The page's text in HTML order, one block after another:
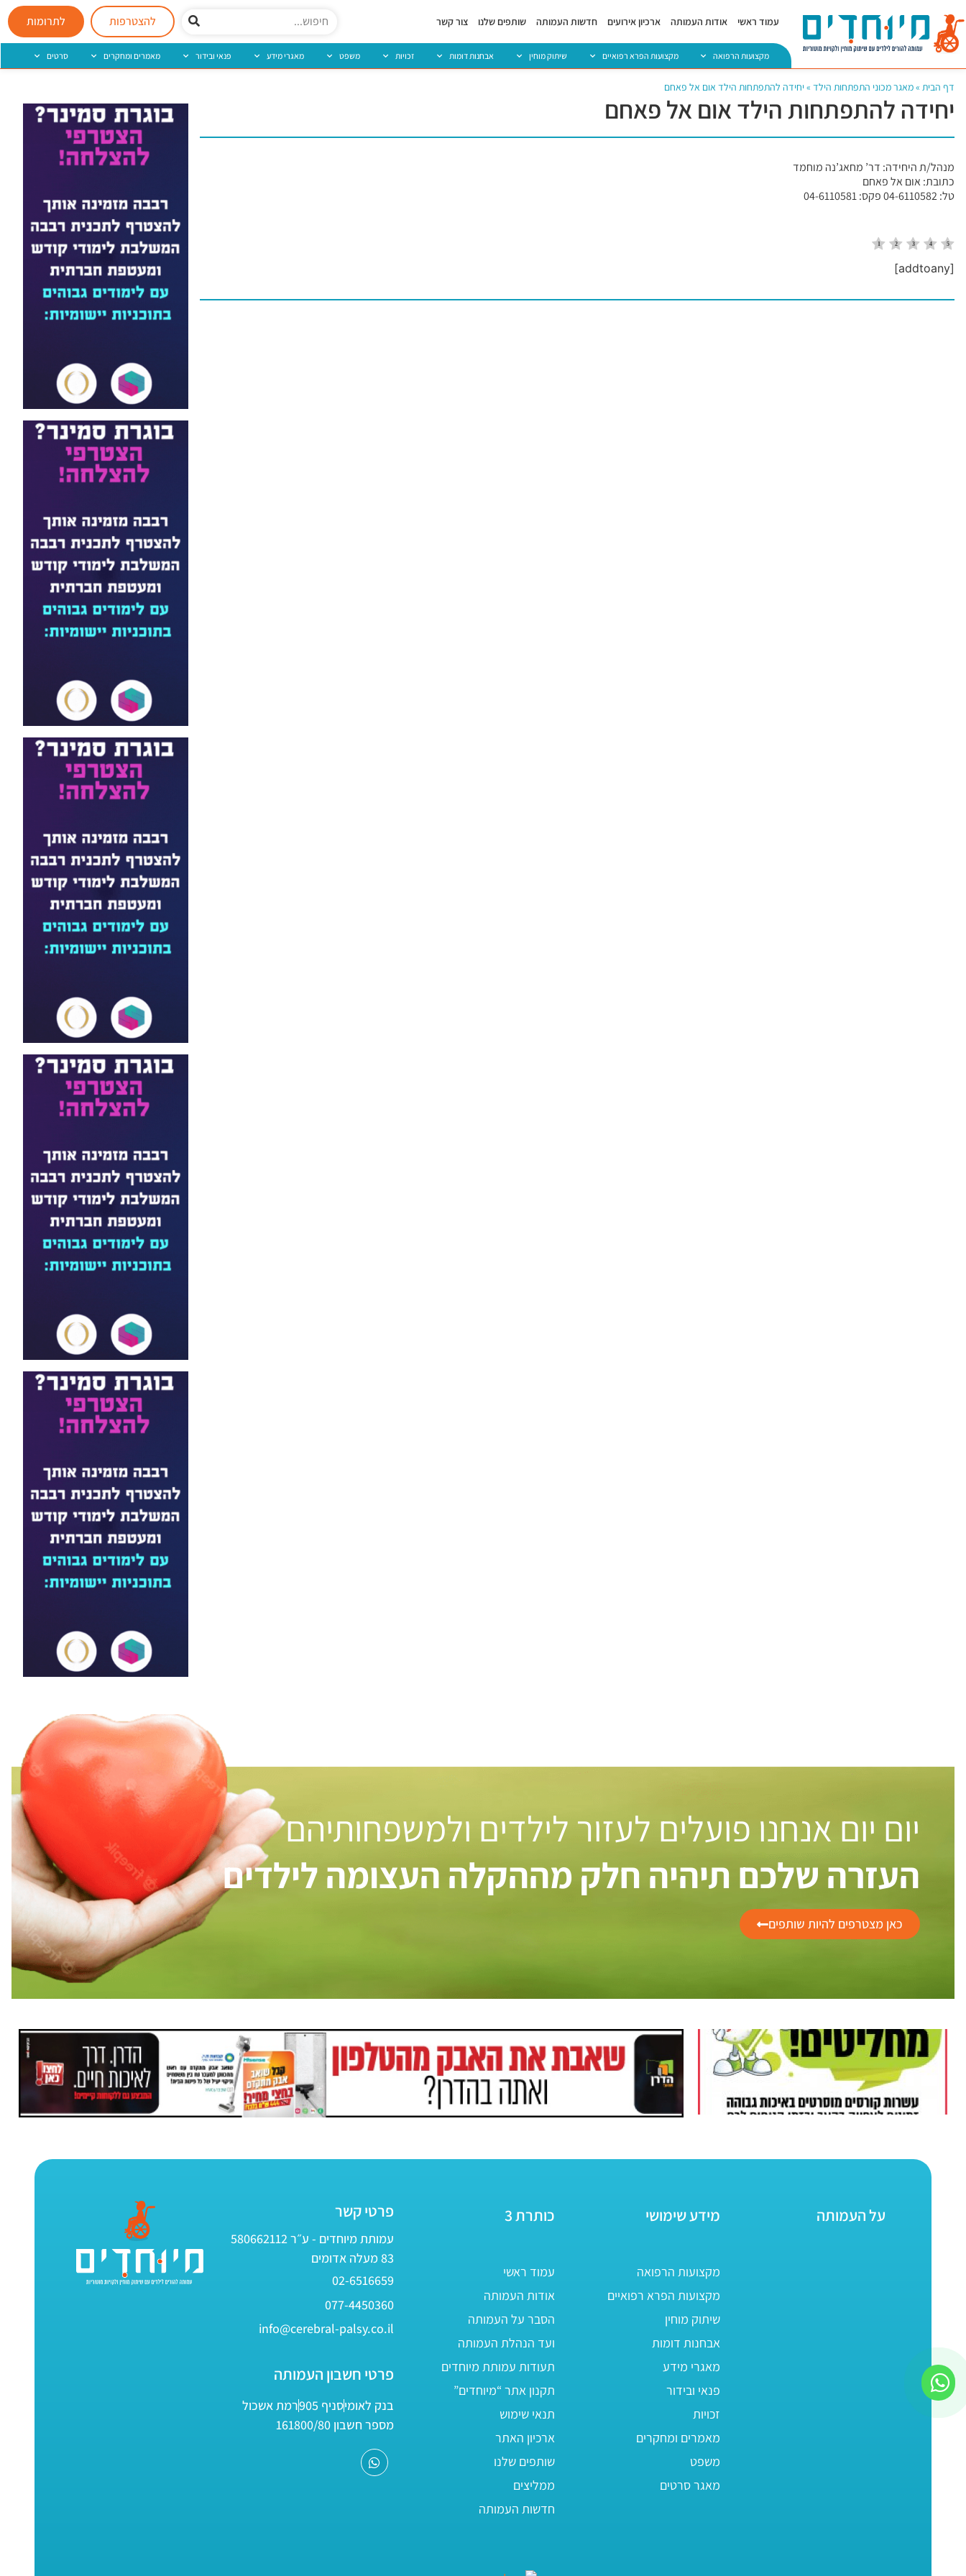
עמוד ראשי אודות העמותה ארכיון אירועים חדשות העמותה שותפים שלנו צור קשר להצטרפות לתרומות
מקצועות הרפואה מקצועות הפרא רפואיים שיתוק מוחין אבחנות דומות זכויות משפט מאגרי מידע פנאי ובידור מאמרים ומחקרים סרטים
דף הבית »מאגר מכוני התפתחות הילד »יחידה להתפתחות הילד אום אל פאחם
יחידה להתפתחות הילד אום אל פאחם
מנהל/ת היחידה: דר’ מחאג’נה מוחמד
כתובת: אום אל פאחם
טל: 04-6110582 פקס: 04-6110581
[addtoany]
יום יום אנחנו פועלים לעזור לילדים ולמשפחותיהם
העזרה שלכם תיהיה חלק מההקלה העצומה לילדים
כאן מצטרפים להיות שותפים
על העמותה מידע שימושי
מקצועות הרפואה
מקצועות הפרא רפואיים
שיתוק מוחין
אבחנות דומות
מאגרי מידע
פנאי ובידור
זכויות
מאמרים ומחקרים
משפט
מאגר סרטים
כותרת 3
עמוד ראשי
אודות העמותה
הסבר על העמותה
ועד הנהלת העמותה
תעודות עמותת מיוחדים
תקנון אתר “מיוחדים”
תנאי שימוש
ארכיון האתר
שותפים שלנו
ממליצים
חדשות העמותה
פרטי קשר
עמותת מיוחדים - ע״ר 580662112
83 מעלה אדומים
02-6516659
077-4450360
info@cerebral-palsy.co.il
פרטי חשבון העמותה
בנק לאומיסניף 905
רמת אשכול
מספר חשבון 161800/80